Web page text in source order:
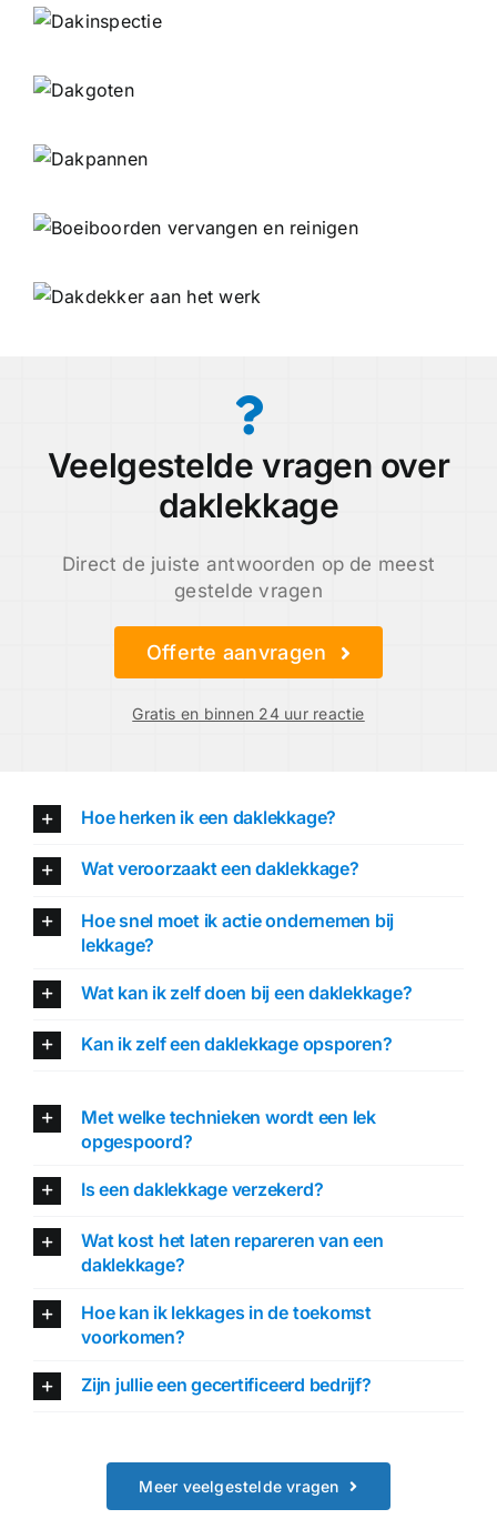
Veelgestelde vragen over
daklekkage
Direct de juiste antwoorden op de meest
gestelde vragen
Offerte aanvragen
Gratis en binnen 24 uur reactie
Hoe herken ik een daklekkage?
Wat veroorzaakt een daklekkage?
Hoe snel moet ik actie ondernemen bij
lekkage?
Wat kan ik zelf doen bij een daklekkage?
Kan ik zelf een daklekkage opsporen?
Met welke technieken wordt een lek
opgespoord?
Is een daklekkage verzekerd?
Wat kost het laten repareren van een
daklekkage?
Hoe kan ik lekkages in de toekomst
voorkomen?
Zijn jullie een gecertificeerd bedrijf?
Meer veelgestelde vragen